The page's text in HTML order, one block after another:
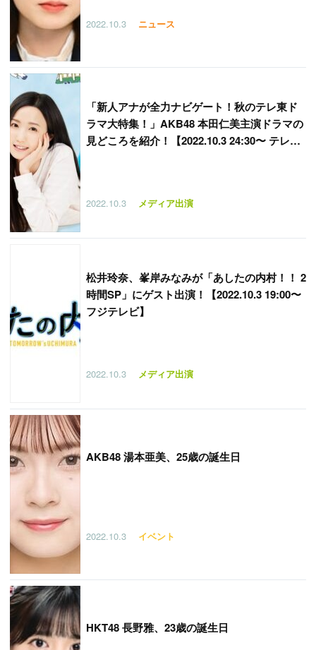
2022.10.3 ニュース
「新人アナが全力ナビゲート！秋のテレ東ド
ラマ大特集！」AKB48 本田仁美主演ドラマの
見どころを紹介！【2022.10.3 24:30〜 テレビ
2022.10.3 メディア出演
松井玲奈、峯岸みなみが「あしたの内村！！ 2
時間SP」にゲスト出演！【2022.10.3 19:00〜
フジテレビ】
2022.10.3 メディア出演
AKB48 湯本亜美、25歳の誕生日
2022.10.3 イベント
HKT48 長野雅、23歳の誕生日